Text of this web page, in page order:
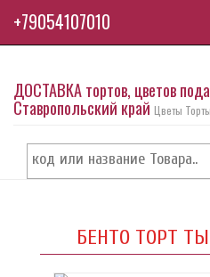
ДОСТАВКА тортов, цветов
Ставропольский край Цветы
БЕНТО ТОРТ
+79054107010